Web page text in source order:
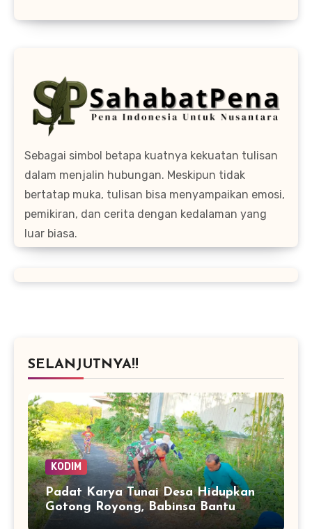
Sebagai simbol betapa kuatnya kekuatan tulisan
dalam menjalin hubungan. Meskipun tidak
bertatap muka, tulisan bisa menyampaikan emosi,
pemikiran, dan cerita dengan kedalaman yang
luar biasa.
SELANJUTNYA!!
KODIM
Padat Karya Tunai Desa Hidupkan
Gotong Royong, Babinsa Bantu
Bersihkan Akses Warga